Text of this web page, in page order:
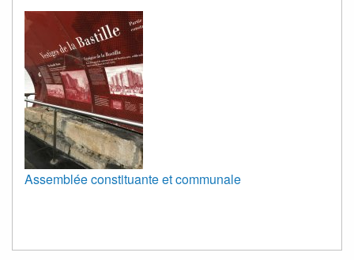
Assemblée constituante et communale